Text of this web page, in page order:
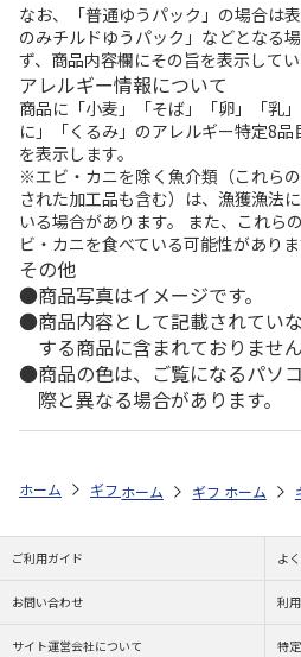
なお、「普通ゆうパック」の場合は
のみチルドゆうパック」などとなる
ず、商品内容欄にその旨を表示してい
アレルギー情報について
商品に「小麦」「そば」「卵」「乳
に」「くるみ」のアレルギー特定8
を表示します。
※エビ・カニを除く魚介類（これら
された加工品も含む）は、漁獲漁法
いる場合があります。 また、これら
ビ・カニを食べている可能性がありま
その他
商品写真はイメージです。
商品内容として記載されてい
する商品に含まれておりません
商品の色は、ご覧になるパソ
際と異なる場合があります。
ホーム ギフトストア お中元・夏ギ
ホーム ギフトストア
ホーム
ご利用ガイド よ
お問い合わせ 利
サイト運営会社について 特